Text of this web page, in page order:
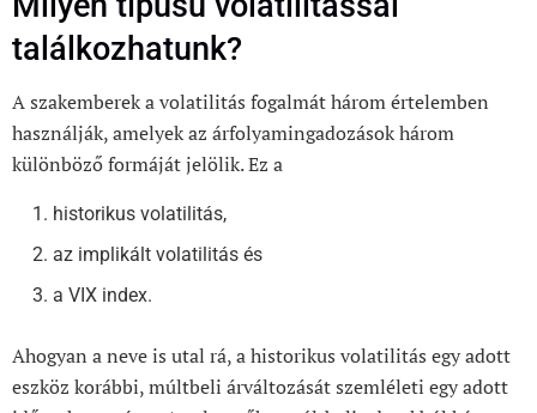
találkozhatunk?
A szakemberek a volatilitás fogalmát három értelemben
használják, amelyek az árfolyamingadozások három
különböző formáját jelölik. Ez a
historikus volatilitás,
az implikált volatilitás és
a VIX index.
Ahogyan a neve is utal rá, a historikus volatilitás egy adott
eszköz korábbi, múltbeli árváltozását szemléleti egy adott